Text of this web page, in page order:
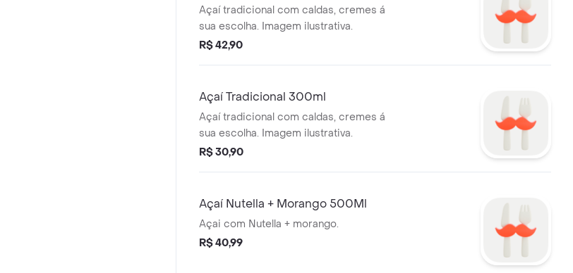
Açaí tradicional com caldas, cremes á
sua escolha. Imagem ilustrativa.
R$ 42,90
Açaí Tradicional 300ml
Açaí tradicional com caldas, cremes á
sua escolha. Imagem ilustrativa.
R$ 30,90
Açaí Nutella + Morango 500Ml
Açai com Nutella + morango.
R$ 40,99